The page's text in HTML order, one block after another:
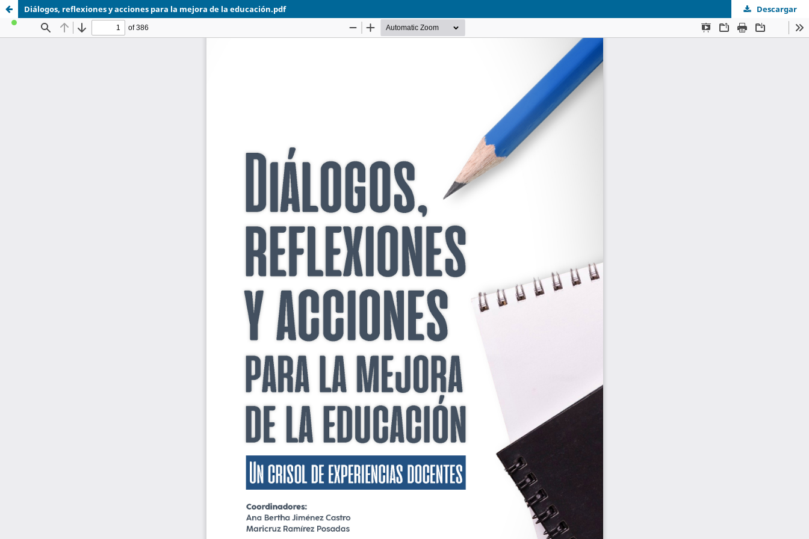
Diálogos, reflexiones y acciones para la mejora de la educación.pdf Descargar